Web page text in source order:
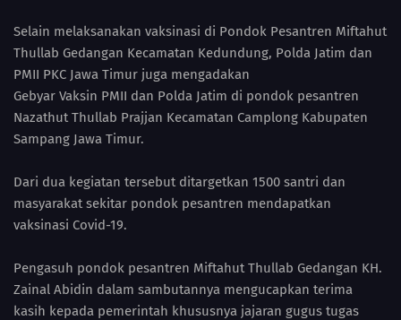
Selain melaksanakan vaksinasi di Pondok Pesantren Miftahut
Thullab Gedangan Kecamatan Kedundung, Polda Jatim dan
PMII PKC Jawa Timur juga mengadakan
Gebyar Vaksin PMII dan Polda Jatim di pondok pesantren
Nazathut Thullab Prajjan Kecamatan Camplong Kabupaten
Sampang Jawa Timur.
Dari dua kegiatan tersebut ditargetkan 1500 santri dan
masyarakat sekitar pondok pesantren mendapatkan
vaksinasi Covid-19.
Pengasuh pondok pesantren Miftahut Thullab Gedangan KH.
Zainal Abidin dalam sambutannya mengucapkan terima
kasih kepada pemerintah khususnya jajaran gugus tugas